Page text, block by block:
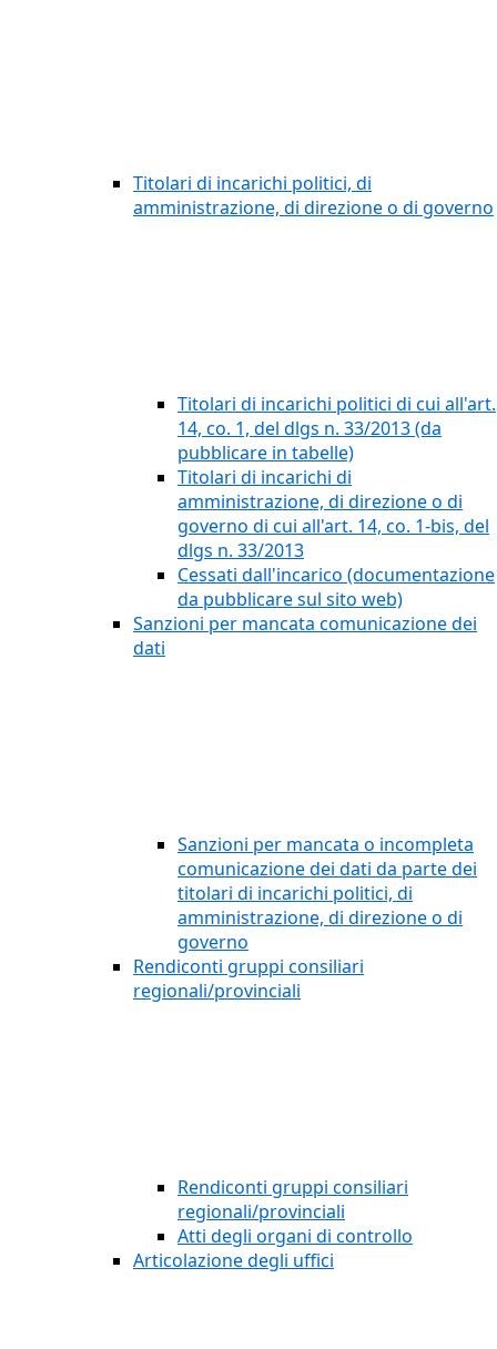
Titolari di incarichi politici, di
amministrazione, di direzione o di governo
Titolari di incarichi politici di cui all'art.
14, co. 1, del dlgs n. 33/2013 (da
pubblicare in tabelle)
Titolari di incarichi di
amministrazione, di direzione o di
governo di cui all'art. 14, co. 1-bis, del
dlgs n. 33/2013
Cessati dall'incarico (documentazione
da pubblicare sul sito web)
Sanzioni per mancata comunicazione dei
dati
Sanzioni per mancata o incompleta
comunicazione dei dati da parte dei
titolari di incarichi politici, di
amministrazione, di direzione o di
governo
Rendiconti gruppi consiliari
regionali/provinciali
Rendiconti gruppi consiliari
regionali/provinciali
Atti degli organi di controllo
Articolazione degli uffici